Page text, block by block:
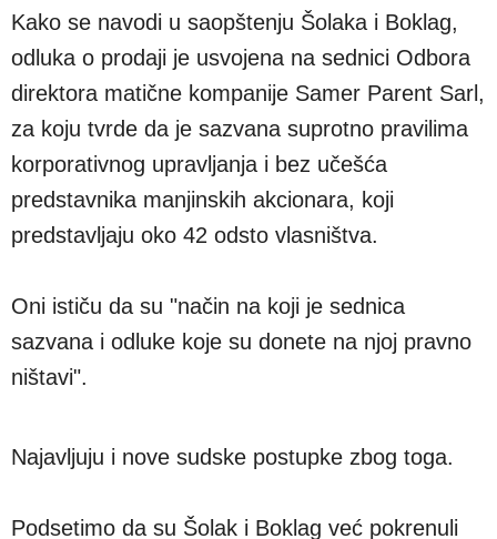
Kako se navodi u saopštenju Šolaka i Boklag,
odluka o prodaji je usvojena na sednici Odbora
direktora matične kompanije Samer Parent Sarl,
za koju tvrde da je sazvana suprotno pravilima
korporativnog upravljanja i bez učešća
predstavnika manjinskih akcionara, koji
predstavljaju oko 42 odsto vlasništva.
Oni ističu da su "način na koji je sednica
sazvana i odluke koje su donete na njoj pravno
ništavi".
Najavljuju i nove sudske postupke zbog toga.
Podsetimo da su Šolak i Boklag već pokrenuli